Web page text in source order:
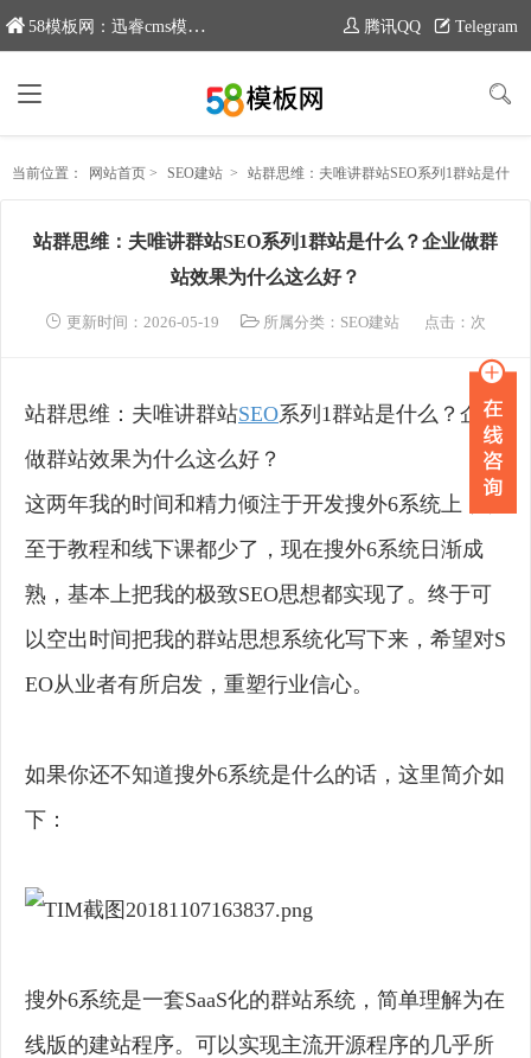
58模板网：迅睿cms模板专业分享平台，新域名：www.moban58.com 腾讯QQ Telegram
当前位置： 网站首页 > SEO建站 > 站群思维：夫唯讲群站SEO系列1群站是什么？企业做群站效果为什么这么好？
站群思维：夫唯讲群站SEO系列1群站是什么？企业做群
站效果为什么这么好？
更新时间：2026-05-19 所属分类： SEO建站 点击： 次
站群思维：夫唯讲群站SEO系列1群站是什么？企业
做群站效果为什么这么好？
这两年我的时间和精力倾注于开发搜外6系统上，以
至于教程和线下课都少了，现在搜外6系统日渐成
熟，基本上把我的极致SEO思想都实现了。终于可
以空出时间把我的群站思想系统化写下来，希望对S
EO从业者有所启发，重塑行业信心。
如果你还不知道搜外6系统是什么的话，这里简介如
下：
搜外6系统是一套SaaS化的群站系统，简单理解为在
线版的建站程序。可以实现主流开源程序的几乎所